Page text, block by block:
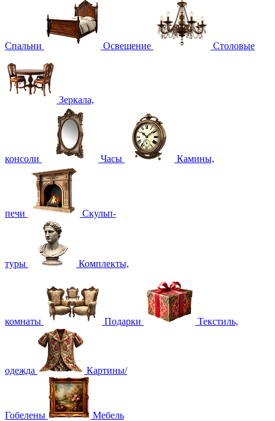
Спальни Освещение Столовые
Зеркала,
консоли Часы Камины,
печи Скульп-
туры Комплекты,
комнаты Подарки Текстиль,
одежда Картины/
Гобелены Мебель